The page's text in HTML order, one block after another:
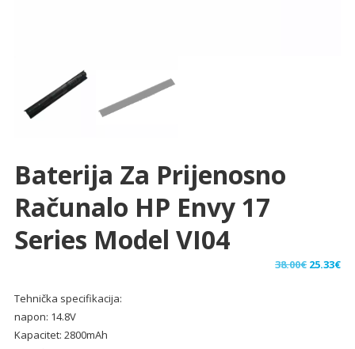
Baterija Za Prijenosno
Računalo HP Envy 17
Series Model VI04
38.00€ Izvorna
25.33€
Tehnička specifikacija:
napon: 14.8V
Kapacitet: 2800mAh